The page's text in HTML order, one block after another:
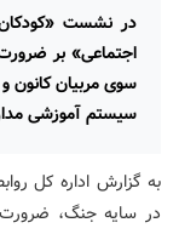
در نشست
اجتماعی» بر
سوی مربیان
سیستم آموزشی
به گزارش اداره کل